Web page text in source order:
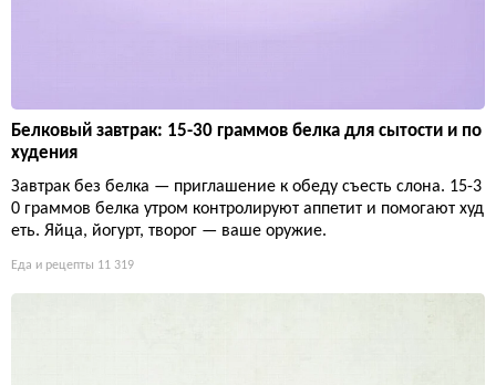
Белковый завтрак: 15-30 граммов белка для сытости и по
худения
Завтрак без белка — приглашение к обеду съесть слона. 15-3
0 граммов белка утром контролируют аппетит и помогают худ
еть. Яйца, йогурт, творог — ваше оружие.
Еда и рецепты 11 319